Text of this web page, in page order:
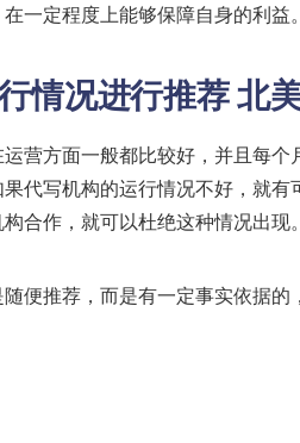
一定程度上能够保障自身的利益。
情况进行推荐 北
营方面一般都比较好，并且每
代写机构的运行情况不好，就
合作，就可以杜绝这种情况出现。
便推荐，而是有一定事实依据